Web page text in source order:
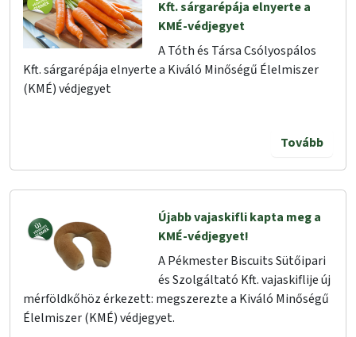
Kft. sárgarépája elnyerte a
KMÉ-védjegyet
A Tóth és Társa Csólyospálos
Kft. sárgarépája elnyerte a Kiváló Minőségű Élelmiszer
(KMÉ) védjegyet
Tovább
Újabb vajaskifli kapta meg a
KMÉ-védjegyet!
A Pékmester Biscuits Sütőipari
és Szolgáltató Kft. vajaskiflije új
mérföldkőhöz érkezett: megszerezte a Kiváló Minőségű
Élelmiszer (KMÉ) védjegyet.